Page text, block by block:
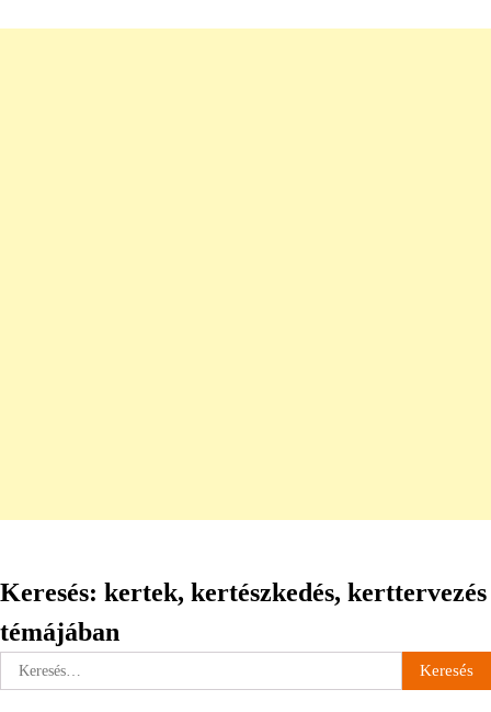
Keresés: kertek, kertészkedés, kerttervezés
témájában
Keresés: